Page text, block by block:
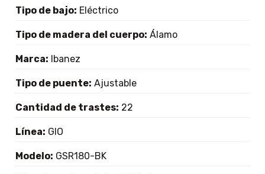
Tipo de bajo: Eléctrico
Tipo de madera del cuerpo: Álamo
Marca: Ibanez
Tipo de puente: Ajustable
Cantidad de trastes: 22
Línea: GIO
Modelo: GSR180-BK